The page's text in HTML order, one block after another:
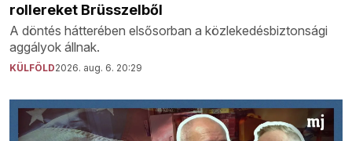
rollereket Brüsszelből
A döntés hátterében elsősorban a közlekedésbiztonsági
aggályok állnak.
KÜLFÖLD2026. aug. 6. 20:29